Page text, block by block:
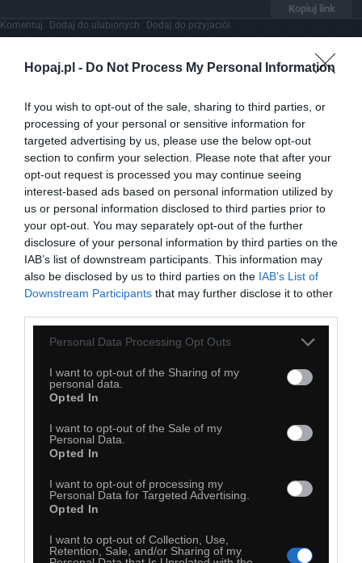
Hopaj.pl - Do Not Process My Personal Information
If you wish to opt-out of the sale, sharing to third parties, or
processing of your personal or sensitive information for
targeted advertising by us, please use the below opt-out
section to confirm your selection. Please note that after your
opt-out request is processed you may continue seeing
interest-based ads based on personal information utilized by
us or personal information disclosed to third parties prior to
your opt-out. You may separately opt-out of the further
disclosure of your personal information by third parties on the
IAB’s list of downstream participants. This information may
also be disclosed by us to third parties on the IAB’s List of
Downstream Participants that may further disclose it to other
Personal Data Processing Opt Outs
I want to opt-out of the Sharing of my
personal data.
Opted In
I want to opt-out of the Sale of my
Personal Data.
Opted In
I want to opt-out of processing my
Personal Data for Targeted Advertising.
Opted In
I want to opt-out of Collection, Use,
Retention, Sale, and/or Sharing of my
Kopiuj link
Komentuj Dodaj do ulubionych Dodaj do przyjaciół